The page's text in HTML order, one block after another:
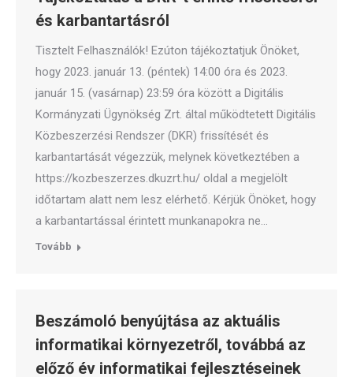
és karbantartásról
Tisztelt Felhasználók! Ezúton tájékoztatjuk Önöket,
hogy 2023. január 13. (péntek) 14:00 óra és 2023.
január 15. (vasárnap) 23:59 óra között a Digitális
Kormányzati Ügynökség Zrt. által működtetett Digitális
Közbeszerzési Rendszer (DKR) frissítését és
karbantartását végezzük, melynek következtében a
https://kozbeszerzes.dkuzrt.hu/ oldal a megjelölt
időtartam alatt nem lesz elérhető. Kérjük Önöket, hogy
a karbantartással érintett munkanapokra ne…
Tovább
Beszámoló benyújtása az aktuális
informatikai környezetről, továbbá az
előző év informatikai fejlesztéseinek